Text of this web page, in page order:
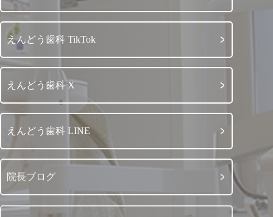
えんどう歯科 TikTok
えんどう歯科 X
えんどう歯科 LINE
院長ブログ